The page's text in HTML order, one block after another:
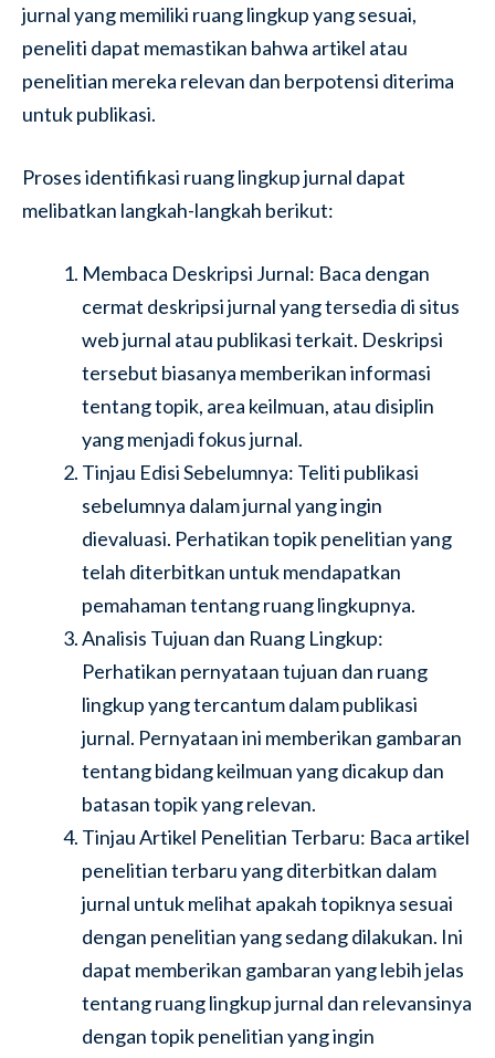
jurnal yang memiliki ruang lingkup yang sesuai,
peneliti dapat memastikan bahwa artikel atau
penelitian mereka relevan dan berpotensi diterima
untuk publikasi.
Proses identifikasi ruang lingkup jurnal dapat
melibatkan langkah-langkah berikut:
Membaca Deskripsi Jurnal: Baca dengan
cermat deskripsi jurnal yang tersedia di situs
web jurnal atau publikasi terkait. Deskripsi
tersebut biasanya memberikan informasi
tentang topik, area keilmuan, atau disiplin
yang menjadi fokus jurnal.
Tinjau Edisi Sebelumnya: Teliti publikasi
sebelumnya dalam jurnal yang ingin
dievaluasi. Perhatikan topik penelitian yang
telah diterbitkan untuk mendapatkan
pemahaman tentang ruang lingkupnya.
Analisis Tujuan dan Ruang Lingkup:
Perhatikan pernyataan tujuan dan ruang
lingkup yang tercantum dalam publikasi
jurnal. Pernyataan ini memberikan gambaran
tentang bidang keilmuan yang dicakup dan
batasan topik yang relevan.
Tinjau Artikel Penelitian Terbaru: Baca artikel
penelitian terbaru yang diterbitkan dalam
jurnal untuk melihat apakah topiknya sesuai
dengan penelitian yang sedang dilakukan. Ini
dapat memberikan gambaran yang lebih jelas
tentang ruang lingkup jurnal dan relevansinya
dengan topik penelitian yang ingin